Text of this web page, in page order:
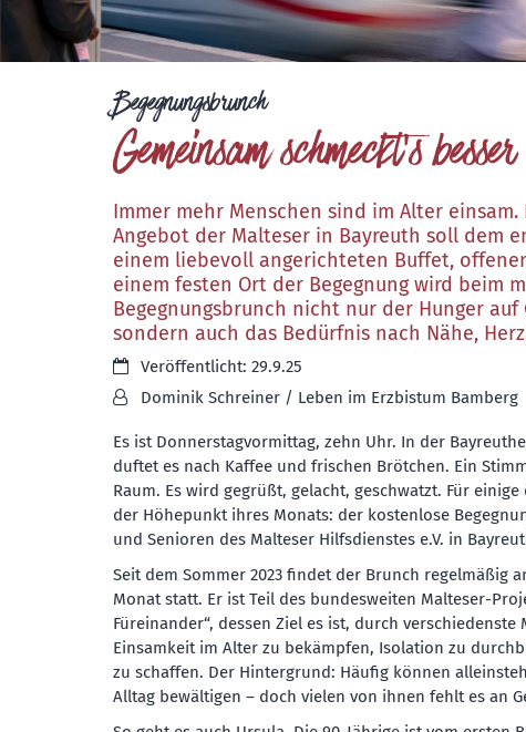
Begegnungsbrunch:
Gemeinsam schmeckt’s besser
Immer mehr Menschen sind im Alter einsam.
Angebot der Malteser in Bayreuth soll dem
einem liebevoll angerichteten Buffet,
einem festen Ort der Begegnung wird beim
Begegnungsbrunch nicht nur der Hunger auf
sondern auch das Bedürfnis nach Nähe,
Datum:Veröffentlicht: 29.9.25
Von:Dominik Schreiner / Leben im Erzbistum Bamberg
Es ist Donnerstagvormittag, zehn Uhr. In der
duftet es nach Kaffee und frischen Brötchen. Ein
Raum. Es wird gegrüßt, gelacht, geschwatzt. Für
der Höhepunkt ihres Monats: der kostenlose
und Senioren des Malteser Hilfsdienstes e.V. in
Seit dem Sommer 2023 findet der Brunch regelmäßig
Monat statt. Er ist Teil des bundesweiten Malteser-
Füreinander“, dessen Ziel es ist, durch
Einsamkeit im Alter zu bekämpfen, Isolation zu
zu schaffen. Der Hintergrund: Häufig können
Alltag bewältigen – doch vielen von ihnen fehlt es an